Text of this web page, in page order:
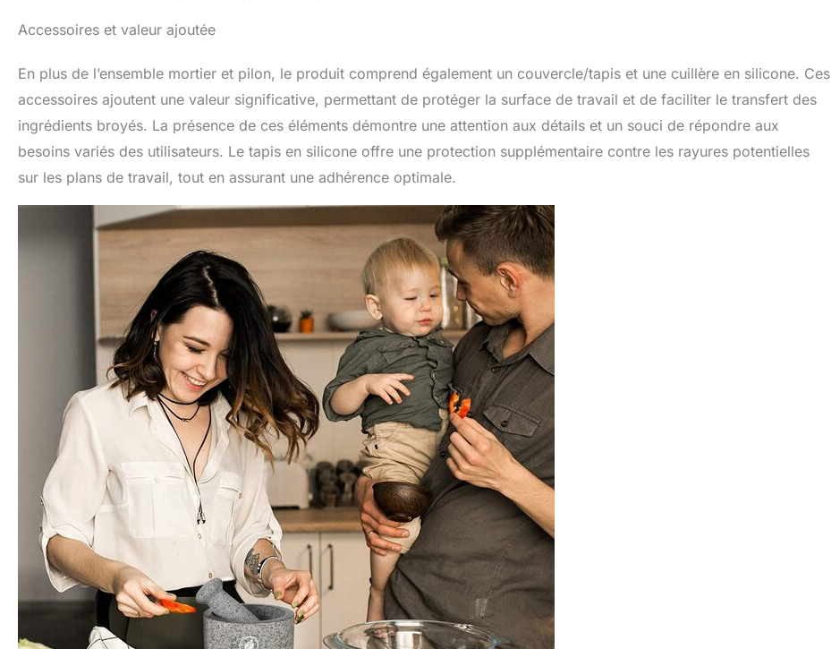
Accessoires et valeur ajoutée
En plus de l’ensemble mortier et pilon, le produit comprend également un couvercle/tapis et une cuillère en silicone. Ces
accessoires ajoutent une valeur significative, permettant de protéger la surface de travail et de faciliter le transfert des
ingrédients broyés. La présence de ces éléments démontre une attention aux détails et un souci de répondre aux
besoins variés des utilisateurs. Le tapis en silicone offre une protection supplémentaire contre les rayures potentielles
sur les plans de travail, tout en assurant une adhérence optimale.